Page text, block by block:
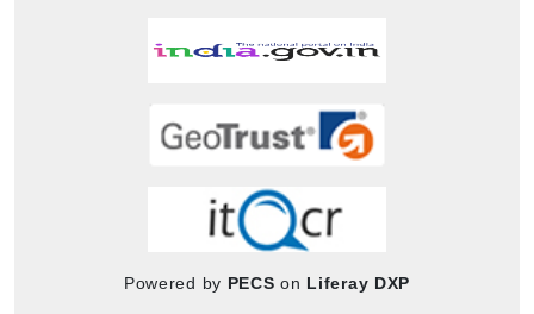
Powered by PECS on Liferay DXP